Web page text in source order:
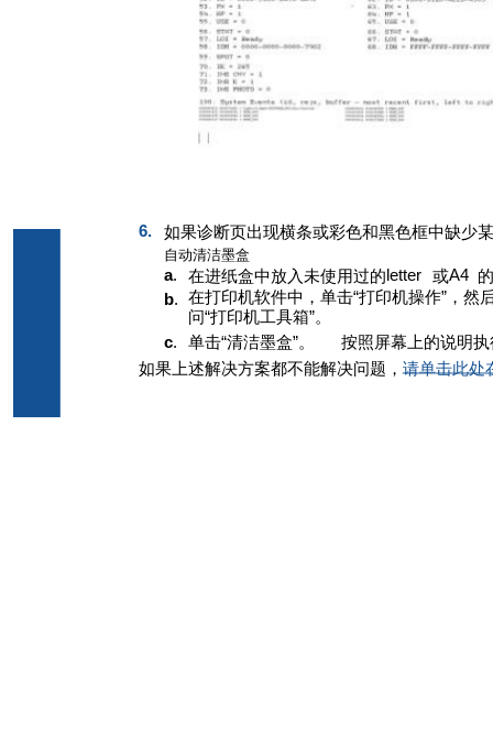
6. 如果诊断页出现横条或彩色和黑色框中缺少
自动清洁墨盒
a. 在进纸盒中放入未使用过的letter 或A4
b. 在打印机软件中，单击“打印机操作”，然
问“打印机工具箱”。
c. 单击“清洁墨盒”。
按照屏幕上的说明
如果上述解决方案都不能解决问题，请单击此处